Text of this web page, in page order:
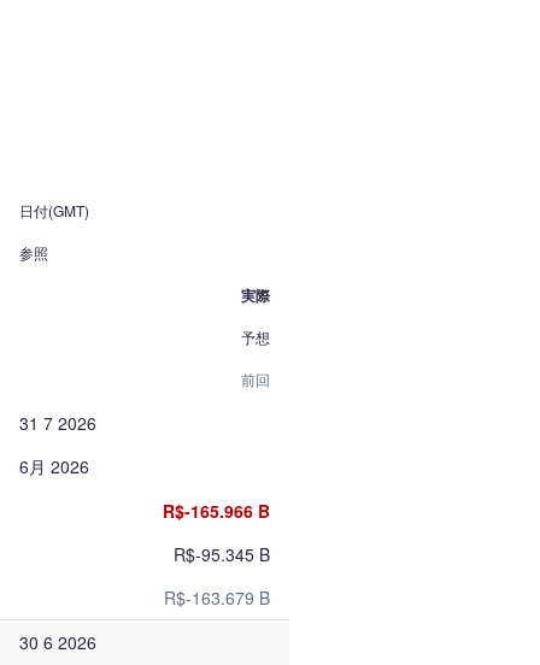
日付(GMT)
参照
実際
予想
前回
31 7 2026
6月 2026
R$-165.966 B
R$-95.345 B
R$-163.679 B
30 6 2026